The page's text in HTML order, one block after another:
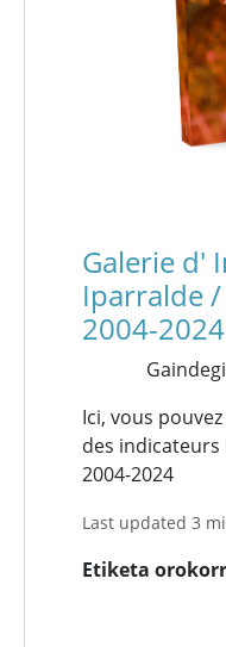
Galerie d'
Iparralde
2004-2024
Ici, vous
des
2004-2024
Last updated 3
Etiketa